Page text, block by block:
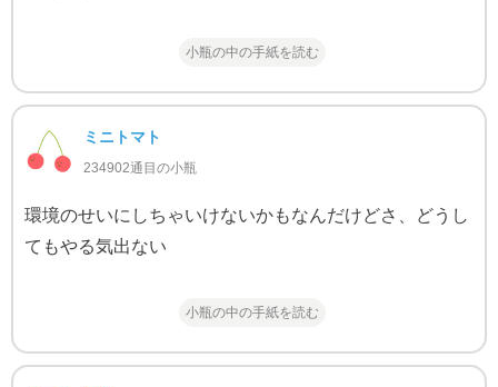
小瓶の中の手紙を読む
ミニトマト
234902通目の小瓶
環境のせいにしちゃいけないかもなんだけどさ、どうし
てもやる気出ない
小瓶の中の手紙を読む